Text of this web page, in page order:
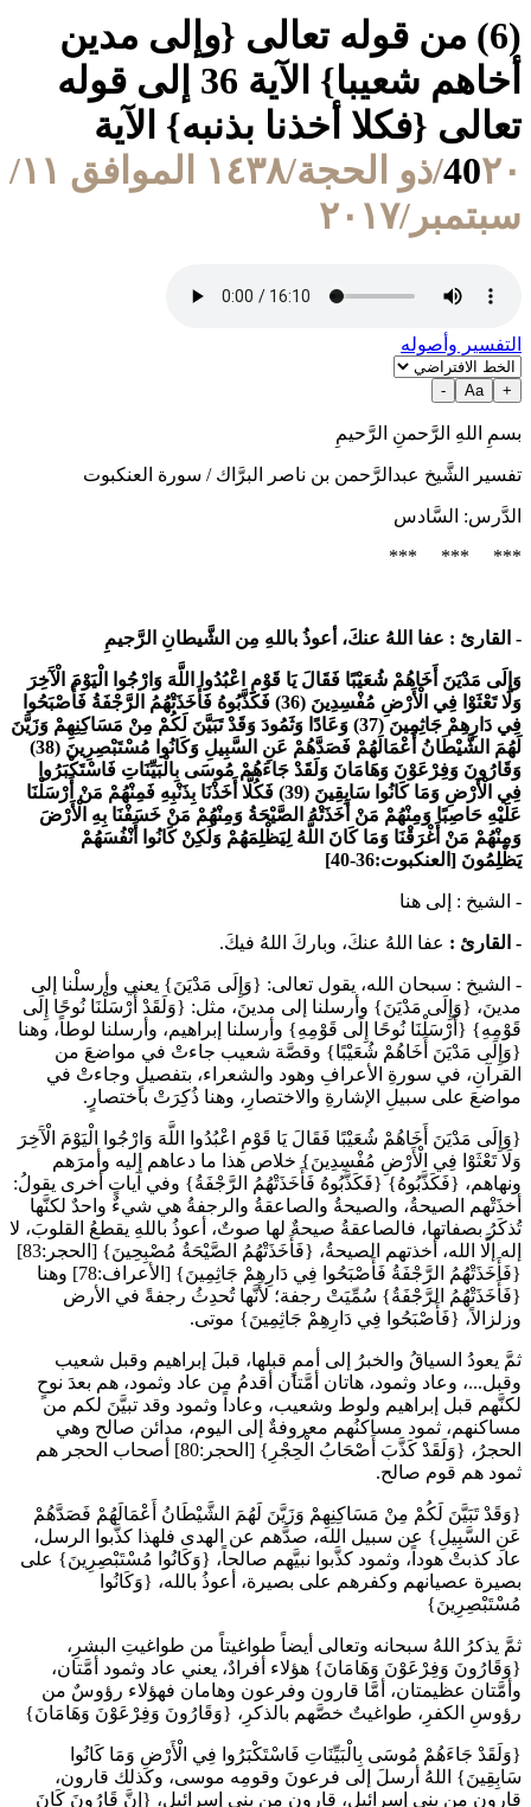
(6) من قوله تعالى {وإلى مدين
أخاهم شعيبا} الآية 36 إلى قوله
تعالى {فكلا أخذنا بذنبه} الآية
40
٢٠/ذو الحجة/١٤٣٨ الموافق ١١/
سبتمبر/٢٠١٧
التفسير وأصوله
+
Aa
-
بسمِ اللهِ الرَّحمنِ الرَّحيمِ
تفسير الشَّيخ عبدالرَّحمن بن ناصر البرَّاك / سورة العنكبوت
الدَّرس: السَّادس
*** *** ***
- القارئ : عفا اللهُ عنكَ، أعوذُ باللهِ مِن الشَّيطانِ الرَّجيمِ
وَإِلَى مَدْيَنَ أَخَاهُمْ شُعَيْبًا فَقَالَ يَا قَوْمِ اعْبُدُوا اللَّهَ وَارْجُوا الْيَوْمَ الْآَخِرَ
وَلَا تَعْثَوْا فِي الْأَرْضِ مُفْسِدِينَ (36) فَكَذَّبُوهُ فَأَخَذَتْهُمُ الرَّجْفَةُ فَأَصْبَحُوا
فِي دَارِهِمْ جَاثِمِينَ (37) وَعَادًا وَثَمُودَ وَقَدْ تَبَيَّنَ لَكُمْ مِنْ مَسَاكِنِهِمْ وَزَيَّنَ
لَهُمَ الشَّيْطَانُ أَعْمَالَهُمْ فَصَدَّهُمْ عَنِ السَّبِيلِ وَكَانُوا مُسْتَبْصِرِينَ (38)
وَقَارُونَ وَفِرْعَوْنَ وَهَامَانَ وَلَقَدْ جَاءَهُمْ مُوسَى بِالْبَيِّنَاتِ فَاسْتَكْبَرُوا
فِي الْأَرْضِ وَمَا كَانُوا سَابِقِينَ (39) فَكُلًّا أَخَذْنَا بِذَنْبِهِ فَمِنْهُمْ مَنْ أَرْسَلْنَا
عَلَيْهِ حَاصِبًا وَمِنْهُمْ مَنْ أَخَذَتْهُ الصَّيْحَةُ وَمِنْهُمْ مَنْ خَسَفْنَا بِهِ الْأَرْضَ
وَمِنْهُمْ مَنْ أَغْرَقْنَا وَمَا كَانَ اللَّهُ لِيَظْلِمَهُمْ وَلَكِنْ كَانُوا أَنْفُسَهُمْ
يَظْلِمُونَ [العنكبوت:36-40]
- الشيخ : إلى هنا
- القارئ : عفا اللهُ عنكَ، وباركَ اللهُ فيكَ.
- الشيخ : سبحان الله، يقول تعالى: {وَإِلَى مَدْيَنَ} يعني وأرسلْنا إلى
مدينَ، {وَإِلَى مَدْيَنَ} وأرسلنا إلى مدينَ، مثل: {وَلَقَدْ أَرْسَلْنَا نُوحًا إِلَى
قَوْمِهِ} {أَرْسَلْنَا نُوحًا إِلَى قَوْمِهِ} وأرسلنا إبراهيم، وأرسلنا لوطاً، وهنا
{وَإِلَى مَدْيَنَ أَخَاهُمْ شُعَيْبًا} وقصَّة شعيب جاءتْ في مواضعَ من
القرآنِ، في سورةِ الأعرافِ وهود والشعراء، بتفصيلٍ وجاءتْ في
مواضعَ على سبيلِ الإشارةِ والاختصارِ، وهنا ذُكِرَتْ باختصارٍ.
{وَإِلَى مَدْيَنَ أَخَاهُمْ شُعَيْبًا فَقَالَ يَا قَوْمِ اعْبُدُوا اللَّهَ وَارْجُوا الْيَوْمَ الْآَخِرَ
وَلَا تَعْثَوْا فِي الْأَرْضِ مُفْسِدِينَ} خلاص هذا ما دعاهم إليه وأمرَهم
ونهاهم، {فَكَذَّبُوهُ} {فَكَذَّبُوهُ فَأَخَذَتْهُمُ الرَّجْفَةُ} وفي آياتٍ أخرى يقولُ:
أخذَتْهم الصيحةُ، والصيحةُ والصاعقةُ والرجفةُ هي شيءٌ واحدٌ لكنَّها
تُذكَرُ بصفاتها، فالصاعقةُ صيحةٌ لها صوتٌ، أعوذُ باللهِ يقطعُ القلوبَ، لا
إله إلَّا الله، أخذتهم الصيحةُ، {فَأَخَذَتْهُمُ الصَّيْحَةُ مُصْبِحِينَ} [الحجر:83]
{فَأَخَذَتْهُمُ الرَّجْفَةُ فَأَصْبَحُوا فِي دَارِهِمْ جَاثِمِينَ} [الأعراف:78] وهنا
{فَأَخَذَتْهُمُ الرَّجْفَةُ} سُمِّيَتْ رجفة؛ لأنَّها تُحدِثُ رجفةً في الأرض
وزلزالاً، {فَأَصْبَحُوا فِي دَارِهِمْ جَاثِمِينَ} موتى.
ثمَّ يعودُ السياقُ والخبرُ إلى أممٍ قبلها، قبلَ إبراهيم وقبل شعيب
وقبل...، وعاد وثمود، هاتان أمَّتان أقدمُ من عاد وثمود، هم بعدَ نوحٍ
لكنَّهم قبل إبراهيم ولوط وشعيب، وعاداً وثمود وقد تبيَّنَ لكم من
مساكنهم، ثمود مساكنُهم معروفةٌ إلى اليوم، مدائن صالح وهي
الحجرُ، {وَلَقَدْ كَذَّبَ أَصْحَابُ الْحِجْرِ} [الحجر:80] أصحاب الحجر هم
ثمود هم قوم صالح.
{وَقَدْ تَبَيَّنَ لَكُمْ مِنْ مَسَاكِنِهِمْ وَزَيَّنَ لَهُمَ الشَّيْطَانُ أَعْمَالَهُمْ فَصَدَّهُمْ
عَنِ السَّبِيلِ} عن سبيل الله، صدَّهم عن الهدى فلهذا كذَّبوا الرسل،
عاد كذبتْ هوداً، وثمود كذَّبوا نبيَّهم صالحاً، {وَكَانُوا مُسْتَبْصِرِينَ} على
بصيرة عصيانهم وكفرهم على بصيرة، أعوذُ بالله، {وَكَانُوا
مُسْتَبْصِرِينَ}
ثمَّ يذكرُ اللهُ سبحانه وتعالى أيضاً طواغيتاً من طواغيتِ البشرِ،
{وَقَارُونَ وَفِرْعَوْنَ وَهَامَانَ} هؤلاء أفرادٌ، يعني عاد وثمود أمَّتان،
وأمَّتان عظيمتان، أمَّا قارون وفرعون وهامان فهؤلاء رؤوسٌ من
رؤوسِ الكفرِ، طواغيتٌ خصَّهم بالذكرِ، {وَقَارُونَ وَفِرْعَوْنَ وَهَامَانَ}
{وَلَقَدْ جَاءَهُمْ مُوسَى بِالْبَيِّنَاتِ فَاسْتَكْبَرُوا فِي الْأَرْضِ وَمَا كَانُوا
سَابِقِينَ} اللهُ أرسلَ إلى فرعونَ وقومِه موسى، وكذلك قارون،
قارون من بني إسرائيل، قارون من بني إسرائيل، {إِنَّ قَارُونَ كَانَ